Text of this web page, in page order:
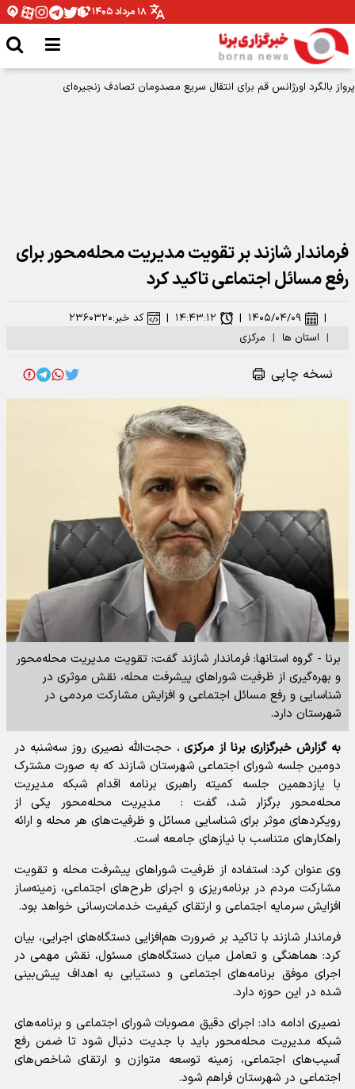
۱۸ مرداد ۱۴۰۵
فرماندار شازند بر تقویت مدیریت محله‌محور برای
رفع مسائل اجتماعی تاکید کرد
| استان ها | مرکزی
| ۱۴۰۵/۰۴/۰۹ | ۱۴:۴۳:۱۲ | کد خبر:۲۳۶۰۳۲۰
نسخه چاپی
برنا - گروه استانها: فرماندار شازند گفت: تقویت مدیریت محله‌محور
و بهره‌گیری از ظرفیت شوراهای پیشرفت محله، نقش موثری در
شناسایی و رفع مسائل اجتماعی و افزایش مشارکت مردمی در
شهرستان دارد.
به گزارش خبرگزاری برنا از مرکزی، حجت‌الله نصیری روز سه‌شنبه در
دومین جلسه شورای اجتماعی شهرستان شازند که به صورت مشترک
با یازدهمین جلسه کمیته راهبری برنامه اقدام شبکه مدیریت
محله‌محور برگزار شد، گفت : مدیریت محله‌محور یکی از
رویکردهای موثر برای شناسایی مسائل و ظرفیت‌های هر محله و ارائه
راهکارهای متناسب با نیازهای جامعه است.
وی عنوان کرد: استفاده از ظرفیت شوراهای پیشرفت محله و تقویت
مشارکت مردم در برنامه‌ریزی و اجرای طرح‌های اجتماعی، زمینه‌ساز
افزایش سرمایه اجتماعی و ارتقای کیفیت خدمات‌رسانی خواهد بود.
فرماندار شازند با تاکید بر ضرورت هم‌افزایی دستگاه‌های اجرایی، بیان
کرد: هماهنگی و تعامل میان دستگاه‌های مسئول، نقش مهمی در
اجرای موفق برنامه‌های اجتماعی و دستیابی به اهداف پیش‌بینی
شده در این حوزه دارد.
نصیری ادامه داد: اجرای دقیق مصوبات شورای اجتماعی و برنامه‌های
شبکه مدیریت محله‌محور باید با جدیت دنبال شود تا ضمن رفع
آسیب‌های اجتماعی، زمینه توسعه متوازن و ارتقای شاخص‌های
اجتماعی در شهرستان فراهم شود.